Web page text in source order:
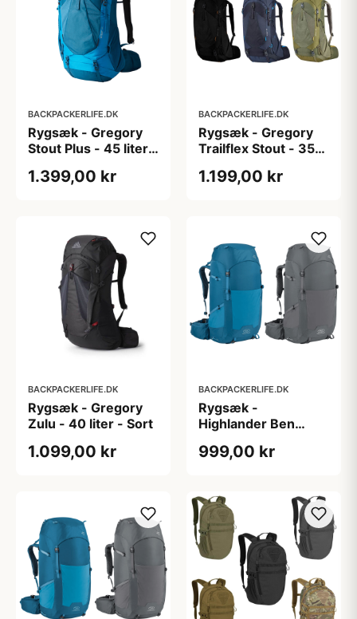
BACKPACKERLIFE.DK
Rygsæk - Gregory
Stout Plus - 45 liter -
1.399,00 kr
BACKPACKERLIFE.DK
Rygsæk - Gregory
Trailflex Stout - 35
1.199,00 kr
BACKPACKERLIFE.DK
Rygsæk - Gregory
Zulu - 40 liter - Sort
1.099,00 kr
BACKPACKERLIFE.DK
Rygsæk -
Highlander Ben
999,00 kr